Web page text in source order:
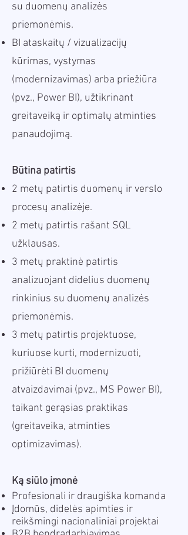
su duomenų analizės
priemonėmis.
BI ataskaitų / vizualizacijų
kūrimas, vystymas
(modernizavimas) arba priežiūra
(pvz., Power BI), užtikrinant
greitaveiką ir optimalų atminties
panaudojimą.
Būtina patirtis
2 metų patirtis duomenų ir verslo
procesų analizėje.
2 metų patirtis rašant SQL
užklausas.
3 metų praktinė patirtis
analizuojant didelius duomenų
rinkinius su duomenų analizės
priemonėmis.
3 metų patirtis projektuose,
kuriuose kurti, modernizuoti,
prižiūrėti BI duomenų
atvaizdavimai (pvz., MS Power BI),
taikant gerąsias praktikas
(greitaveika, atminties
optimizavimas).
Ką siūlo įmonė
Profesionali ir draugiška komanda
Įdomūs, didelės apimties ir
reikšmingi nacionaliniai projektai